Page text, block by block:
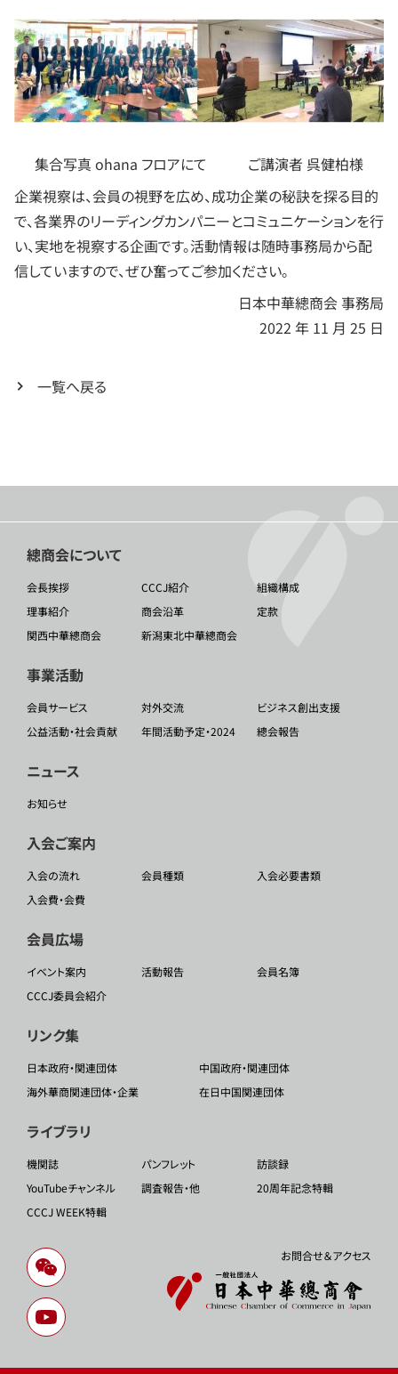
集合写真 ohana フロアにて
ご講演者 呉健柏様
企業視察は、会員の視野を広め、成功企業の秘訣を探る目的
で、各業界のリーディングカンパニーとコミュニケーションを行
い、実地を視察する企画です。活動情報は随時事務局から配
信していますので、ぜひ奮ってご参加ください。
日本中華總商会 事務局
2022 年 11 月 25 日
一覧へ戻る
總商会について
会長挨拶 CCCJ紹介
組織構成
理事紹介
商会沿革
定款
関西中華總商会
新潟東北中華總商会
事業活動
会員サービス 対外交流
ビジネス創出支援
公益活動・社会貢献
年間活動予定・2024 總会報告
ニュース
お知らせ
入会ご案内
入会の流れ 会員種類
入会必要書類
入会費・会費
会員広場
イベント案内 活動報告
会員名簿
CCCJ委員会紹介
リンク集
日本政府・関連団体
中国政府・関連団体
海外華商関連団体・企業
在日中国関連団体
ライブラリ
機関誌 パンフレット
訪談録
YouTubeチャンネル
調査報告・他
20周年記念特輯
CCCJ WEEK特輯
お問合せ＆アクセス